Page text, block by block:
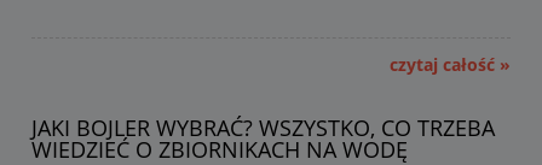
czytaj całość »
JAKI BOJLER WYBRAĆ? WSZYSTKO, CO TRZEBA
WIEDZIEĆ O ZBIORNIKACH NA WODĘ